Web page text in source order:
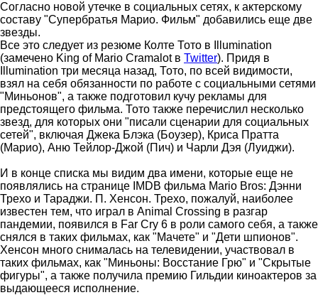
Согласно новой утечке в социальных сетях, к актерскому
составу "Супербратья Марио. Фильм" добавились еще две
звезды.
Все это следует из резюме Колте Тото в Illumination
(замечено King of Mario Cramalot в Twitter). Придя в
Illumination три месяца назад, Тото, по всей видимости,
взял на себя обязанности по работе с социальными сетями
"Миньонов", а также подготовил кучу рекламы для
предстоящего фильма. Тото также перечислил несколько
звезд, для которых они "писали сценарии для социальных
сетей", включая Джека Блэка (Боузер), Криса Пратта
(Марио), Аню Тейлор-Джой (Пич) и Чарли Дэя (Луиджи).
И в конце списка мы видим два имени, которые еще не
появлялись на странице IMDB фильма Mario Bros: Дэнни
Трехо и Тараджи. П. Хенсон. Трехо, пожалуй, наиболее
известен тем, что играл в Animal Crossing в разгар
пандемии, появился в Far Cry 6 в роли самого себя, а также
снялся в таких фильмах, как "Мачете" и "Дети шпионов".
Хенсон много снималась на телевидении, участвовал в
таких фильмах, как "Миньоны: Восстание Грю" и "Скрытые
фигуры", а также получила премию Гильдии киноактеров за
выдающееся исполнение.